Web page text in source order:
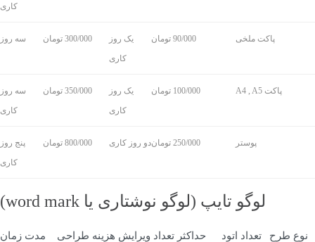
کاری
پاکت ملخی 90/000 تومان
یک روز
کاری
300/000 تومان سه روز
پاکت A4 , A5 100/000 تومان
یک روز
کاری
350/000 تومان
سه روز
کاری
پوستر 250/000 تومان دو روز کاری 800/000 تومان
پنج روز
کاری
لوگو تایپ (لوگو نوشتاری یا word mark)
نوع طرح
تعداد اتود
حداکثر تعداد ویرایش هزینه طراحی
مدت زمان